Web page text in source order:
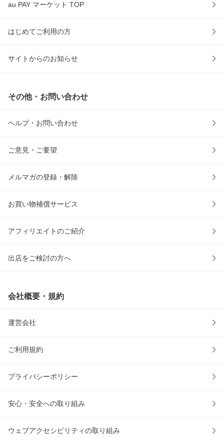
au PAY マーケット TOP
はじめてご利用の方
サイトからのお知らせ
その他・お問い合わせ
ヘルプ・お問い合わせ
ご意見・ご要望
メルマガの登録・解除
お買い物補償サービス
アフィリエイトのご紹介
出店をご検討の方へ
会社概要・規約
運営会社
ご利用規約
プライバシーポリシー
安心・安全への取り組み
ウェブアクセシビリティの取り組み